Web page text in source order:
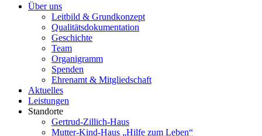
Über uns
Leitbild & Grundkonzept
Qualitätsdokumentation
Geschichte
Team
Organigramm
Spenden
Ehrenamt & Mitgliedschaft
Aktuelles
Leistungen
Standorte
Gertrud-Zillich-Haus
Mutter-Kind-Haus „Hilfe zum Leben“